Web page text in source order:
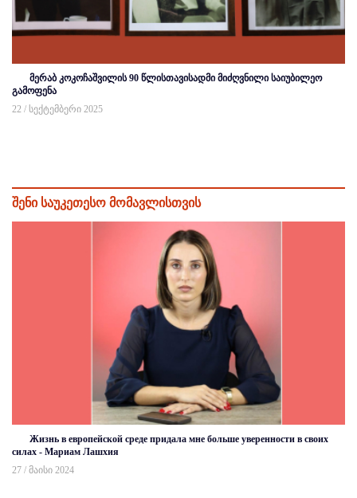
მერაბ კოკოჩაშვილის 90 წლისთავისადმი მიძღვნილი საიუბილეო
გამოფენა
22 / სექტემბერი 2025
შენი საუკეთესო მომავლისთვის
Жизнь в европейской среде придала мне больше уверенности в своих
силах - Мариам Лашхия
27 / მაისი 2024